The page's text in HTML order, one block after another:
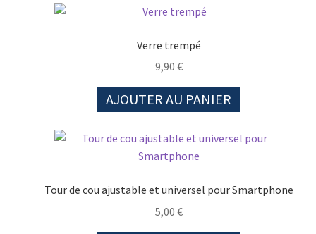
Verre trempé
9,90 €
AJOUTER AU PANIER
Tour de cou ajustable et universel pour Smartphone
5,00 €